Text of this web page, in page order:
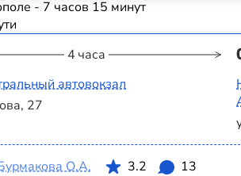
- 7 часов 15 минут
4 часа
автовокзал
27
О.А. 3.2 13